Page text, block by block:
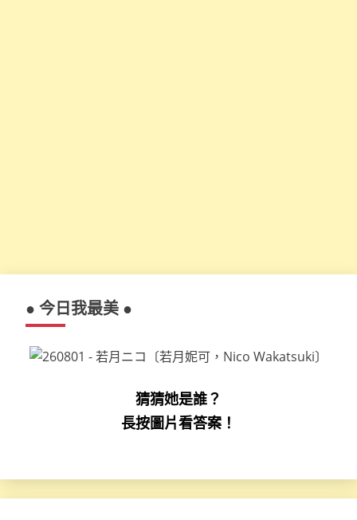
● 今日我最美 ●
猜猜她是誰？
長按圖片看答案！